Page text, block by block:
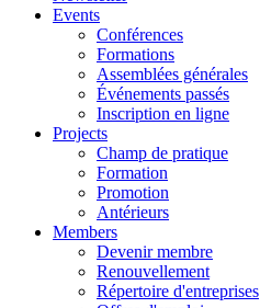
Events
Conférences
Formations
Assemblées générales
Événements passés
Inscription en ligne
Projects
Champ de pratique
Formation
Promotion
Antérieurs
Members
Devenir membre
Renouvellement
Répertoire d'entreprises